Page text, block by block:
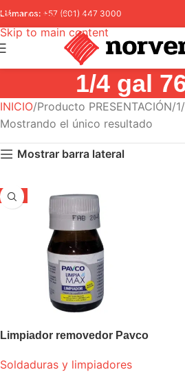
Skip to navigation
Skip to main content
Llámanos: +57 (601) 447 3000
1/4 gal
INICIO Producto PRESENTACIÓN
Mostrando el único resultado
Mostrar barra lateral
-5%
Limpiador removedor Pavco
Soldaduras y limpiadores